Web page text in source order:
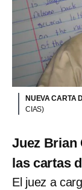
NUEVA CARTA
CIAS)
Juez Brian
las cartas
El juez a